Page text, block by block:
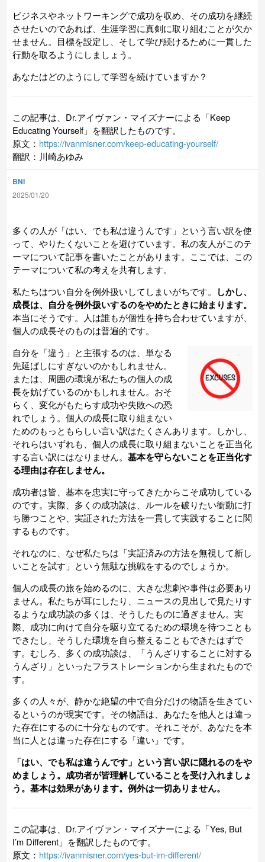
ビジネスやネットワーキングで成功を収め、その成功を継続
させたいのであれば、生涯学習に真剣に取り組むことが欠か
せません。目標を設定し、そして学び続けるために一貫した
行動を取るようにしましょう。
あなたはどのようにして学習を続けていますか？
この記事は、Dr.アイヴァン・マイズナーによる「Keep
Educating Yourself」を翻訳したものです。
原文： https://ivanmisner.com/keep-educating-yourself/
翻訳：川崎あゆみ
BNI
2025/01/20
多くの人が「はい、でも私は違うんです」という言い訳を使
って、やりたくないことを避けています。私の友人がこのテ
ーマについて記事を書いたことがあります。ここでは、この
テーマについて私の考えを共有します。
私たちはつい自分を例外扱いしてしまいがちです。
しかし、
成長は、自分を例外扱いするのをやめたときに始まります。
本当にそうです。人は誰もが個性を持ち合わせていますが
個人の成長そのものは普遍的です。
自分を「違う」と主張するのは、単なる
先延ばしにすぎないのかもしれません。
または、周囲の環境が私たちの個人の成
長を妨げているのかもしれません。おそ
らく、変化がもたらす成功や失敗への恐
れでしょう。個人の成長に取り組まない
ためのもっともらしい言い訳はたくさんあります。しかし、
それらはいずれも、個人の成長に取り組まないことを正当化
する言い訳にはなりません。 基本を守らないことを正当化す
る理由は存在しません。
成功者は皆、基本を忠実に守ってきたからこそ成功している
のです。実際、多くの成功談は、ルールを破りたい衝動に打
ち勝つことや、実証された方法を一貫して実践することに関
するものです。
それなのに、なぜ私たちは「実証済みの方法を無視して新し
いことを試す」という無駄な挑戦をするのでしょうか。
個人の成長の旅を始めるのに、大きな悲劇や事件は必要あり
ません。私たちが耳にしたり、ニュースの見出しで見たりす
るような成功談の多くは、そうしたものに過ぎません。実
際、成功に向けて自分を駆り立てるための環境を待つことも
できたし、そうした環境を自ら整えることもできたはずで
す。むしろ、多くの成功談は、「うんざりすることに対する
うんざり」といったフラストレーションから生まれたもので
す。
多くの人々が、静かな絶望の中で自分だけの物語を生きてい
るというのが現実です。その物語は、あなたを他人とは違っ
た存在にするのに十分なものです。それこそが、あなたを本
当に 人とは違った存在にする「違い」です。
「はい、でも私は違うんです」という言い訳に隠れるのをや
めましょう。成功者が皆理解していることを受け入れましょ
う。基本は効果があります。例外は一切ありません。
この記事は、Dr.アイヴァン・マイズナーによる「Yes, But
I’m Different」を翻訳したものです。
原文： https://ivanmisner.com/yes-but-im-different/